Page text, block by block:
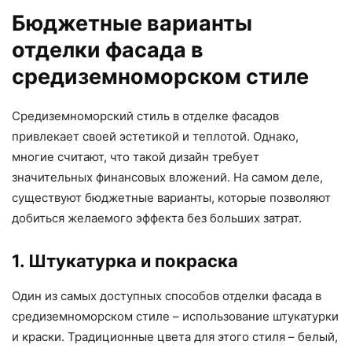
Бюджетные варианты
отделки фасада в
средиземноморском стиле
Средиземноморский стиль в отделке фасадов
привлекает своей эстетикой и теплотой. Однако,
многие считают, что такой дизайн требует
значительных финансовых вложений. На самом деле,
существуют бюджетные варианты, которые позволяют
добиться желаемого эффекта без больших затрат.
1. Штукатурка и покраска
Один из самых доступных способов отделки фасада в
средиземноморском стиле – использование штукатурки
и краски. Традиционные цвета для этого стиля – белый,